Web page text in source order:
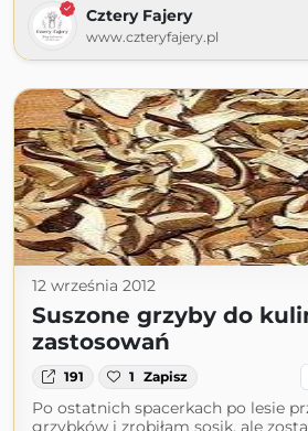
Cztery Fajery
www.czteryfajery.pl
12 września 2012
Suszone grzyby do
zastosowań
191 1 Zapisz
Po ostatnich spacerkach po lesie
grzybków i zrobiłam sosik, ale